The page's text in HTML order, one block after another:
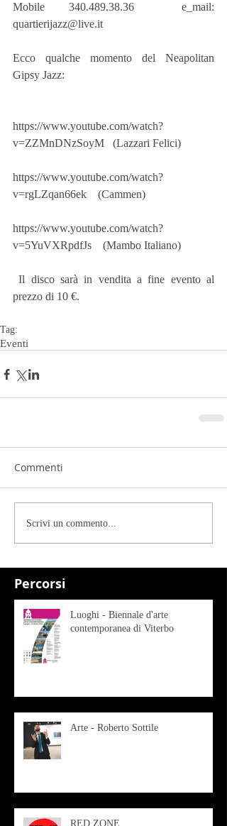
Percorsi
Mobile 340.489.38.36  e_mail:
quartierijazz@live.it
Ecco qualche momento del Neapolitan
Gipsy Jazz:
https://www.youtube.com/watch?
v=ZZMnDNzSoyM   (Lazzari Felici)
https://www.youtube.com/watch?
v=rgLZqan66ek    (Cammen)
https://www.youtube.com/watch?
v=5YuVXRpdfJs    (Mambo Italiano)
Il disco sarà in vendita a fine evento al
prezzo di 10 €.
Tag:
Eventi
Commenti
Scrivi un commento...
Luoghi - Biennale d'arte
contemporanea di Viterbo
Arte - Roberto Sottile
RED ZONE